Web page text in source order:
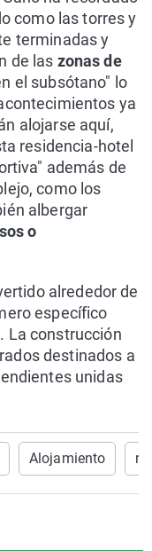
como las torres y
terminadas y
de las zonas de
el subsótano" lo
ya
alojarse aquí,
residencia-hotel
además de
como los
albergar
o
alrededor de
específico
La construcción
destinados a
unidas
Alojamiento